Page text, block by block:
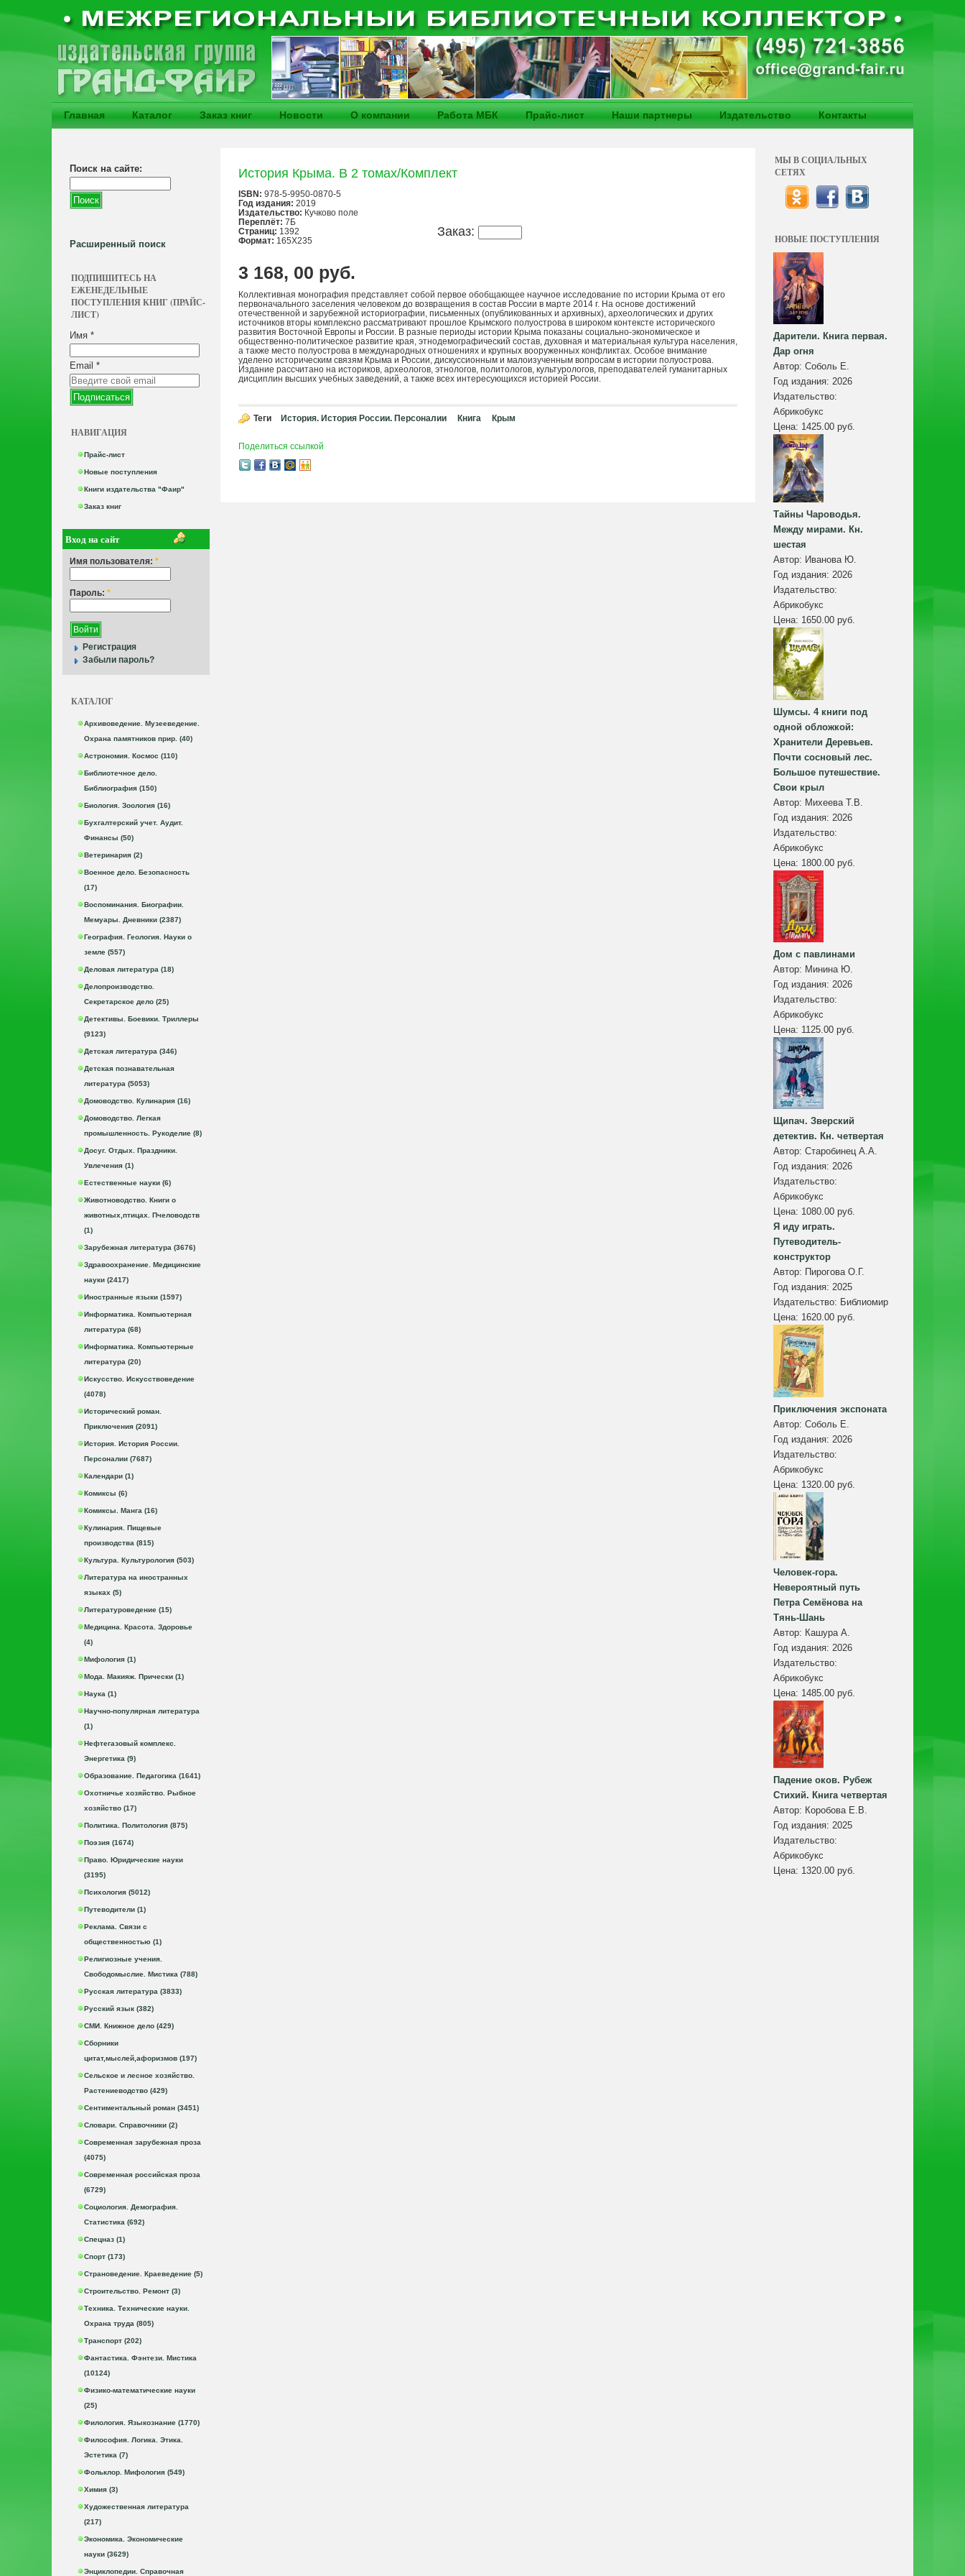
Главная Каталог Заказ книг Новости О компании Работа МБК Прайс-лист Наши партнеры Издательство Контакты
Поиск на сайте:
Расширенный поиск
ПОДПИШИТЕСЬ НА
ЕЖЕНЕДЕЛЬНЫЕ
ПОСТУПЛЕНИЯ КНИГ (ПРАЙС-
ЛИСТ)
Имя *
Email *
НАВИГАЦИЯ
Прайс-лист
Новые поступления
Книги издательства "Фаир"
Заказ книг
Вход на сайт
Имя пользователя: *
Пароль: *
Регистрация
Забыли пароль?
КАТАЛОГ
Архивоведение. Музееведение.
Охрана памятников прир. (40)
Астрономия. Космос (110)
Библиотечное дело.
Библиография (150)
Биология. Зоология (16)
Бухгалтерский учет. Аудит.
Финансы (50)
Ветеринария (2)
Военное дело. Безопасность
(17)
Воспоминания. Биографии.
Мемуары. Дневники (2387)
География. Геология. Науки о
земле (557)
Деловая литература (18)
Делопроизводство.
Секретарское дело (25)
Детективы. Боевики. Триллеры
(9123)
Детская литература (346)
Детская познавательная
литература (5053)
Домоводство. Кулинария (16)
Домоводство. Легкая
промышленность. Рукоделие (8)
Досуг. Отдых. Праздники.
Увлечения (1)
Естественные науки (6)
Животноводство. Книги о
животных,птицах. Пчеловодств
(1)
Зарубежная литература (3676)
Здравоохранение. Медицинские
науки (2417)
Иностранные языки (1597)
Информатика. Компьютерная
литература (68)
Информатика. Компьютерные
литература (20)
Искусство. Искусствоведение
(4078)
Исторический роман.
Приключения (2091)
История. История России.
Персоналии (7687)
Календари (1)
Комиксы (6)
Комиксы. Манга (16)
Кулинария. Пищевые
производства (815)
Культура. Культурология (503)
Литература на иностранных
языках (5)
Литературоведение (15)
Медицина. Красота. Здоровье
(4)
Мифология (1)
Мода. Макияж. Прически (1)
Наука (1)
Научно-популярная литература
(1)
Нефтегазовый комплекс.
Энергетика (9)
Образование. Педагогика (1641)
Охотничье хозяйство. Рыбное
хозяйство (17)
Политика. Политология (875)
Поэзия (1674)
Право. Юридические науки
(3195)
Психология (5012)
Путеводители (1)
Реклама. Связи с
общественностью (1)
Религиозные учения.
Свободомыслие. Мистика (788)
Русская литература (3833)
Русский язык (382)
СМИ. Книжное дело (429)
Сборники
цитат,мыслей,афоризмов (197)
Сельское и лесное хозяйство.
Растениеводство (429)
Сентиментальный роман (3451)
Словари. Справочники (2)
Современная зарубежная проза
(4075)
Современная российская проза
(6729)
Социология. Демография.
Статистика (692)
Спецназ (1)
Спорт (173)
Страноведение. Краеведение (5)
Строительство. Ремонт (3)
Техника. Технические науки.
Охрана труда (805)
Транспорт (202)
Фантастика. Фэнтези. Мистика
(10124)
Физико-математические науки
(25)
Филология. Языкознание (1770)
Философия. Логика. Этика.
Эстетика (7)
Фольклор. Мифология (549)
Химия (3)
Художественная литература
(217)
Экономика. Экономические
науки (3629)
Энциклопедии. Справочная
История Крыма. В 2 томах/Комплект
Заказ:
ISBN: 978-5-9950-0870-5
Год издания: 2019
Издательство: Кучково поле
Переплёт: 7Б
Страниц: 1392
Формат: 165Х235
3 168, 00 руб.
Коллективная монография представляет собой первое обобщающее научное исследование по истории Крыма от его
первоначального заселения человеком до возвращения в состав России в марте 2014 г. На основе достижений
отечественной и зарубежной историографии, письменных (опубликованных и архивных), археологических и других
источников вторы комплексно рассматривают прошлое Крымского полуострова в широком контексте исторического
развития Восточной Европы и России. В разные периоды истории Крыма показаны социально-экономическое и
общественно-политическое развитие края, этнодемографический состав, духовная и материальная культура населения,
а также место полуострова в международных отношениях и крупных вооруженных конфликтах. Особое внимание
уделено историческим связям Крыма и России, дискуссионным и малоизученным вопросам в истории полуострова.
Издание рассчитано на историков, археологов, этнологов, политологов, культурологов, преподавателей гуманитарных
дисциплин высших учебных заведений, а также всех интересующихся историей России.
Теги История. История России. Персоналии Книга Крым
Поделиться ссылкой
МЫ В СОЦИАЛЬНЫХ
СЕТЯХ
НОВЫЕ ПОСТУПЛЕНИЯ
Дарители. Книга первая.
Дар огня
Автор: Соболь Е.
Год издания: 2026
Издательство:
Абрикобукс
Цена: 1425.00 руб.
Тайны Чароводья.
Между мирами. Кн.
шестая
Автор: Иванова Ю.
Год издания: 2026
Издательство:
Абрикобукс
Цена: 1650.00 руб.
Шумсы. 4 книги под
одной обложкой:
Хранители Деревьев.
Почти сосновый лес.
Большое путешествие.
Свои крыл
Автор: Михеева Т.В.
Год издания: 2026
Издательство:
Абрикобукс
Цена: 1800.00 руб.
Дом с павлинами
Автор: Минина Ю.
Год издания: 2026
Издательство:
Абрикобукс
Цена: 1125.00 руб.
Щипач. Зверский
детектив. Кн. четвертая
Автор: Старобинец А.А.
Год издания: 2026
Издательство:
Абрикобукс
Цена: 1080.00 руб.
Я иду играть.
Путеводитель-
конструктор
Автор: Пирогова О.Г.
Год издания: 2025
Издательство: Библиомир
Цена: 1620.00 руб.
Приключения экспоната
Автор: Соболь Е.
Год издания: 2026
Издательство:
Абрикобукс
Цена: 1320.00 руб.
Человек-гора.
Невероятный путь
Петра Семёнова на
Тянь-Шань
Автор: Кашура А.
Год издания: 2026
Издательство:
Абрикобукс
Цена: 1485.00 руб.
Падение оков. Рубеж
Стихий. Книга четвертая
Автор: Коробова Е.В.
Год издания: 2025
Издательство:
Абрикобукс
Цена: 1320.00 руб.